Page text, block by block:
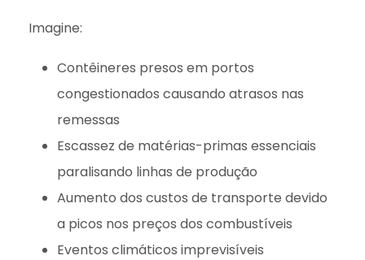
Imagine:
Contêineres presos em portos
congestionados causando atrasos nas
remessas
Escassez de matérias-primas essenciais
paralisando linhas de produção
Aumento dos custos de transporte devido
a picos nos preços dos combustíveis
Eventos climáticos imprevisíveis